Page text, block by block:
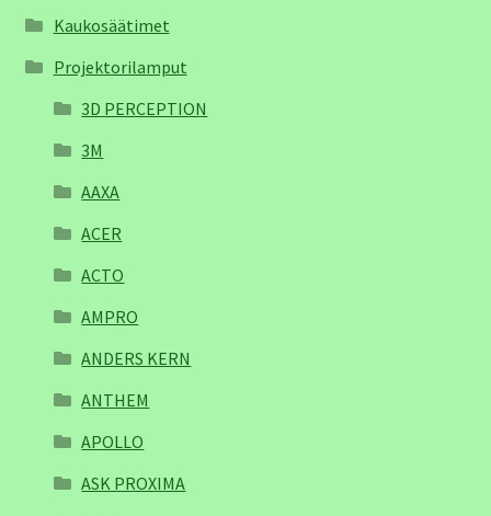
Kaukosäätimet
Projektorilamput
3D PERCEPTION
3M
AAXA
ACER
ACTO
AMPRO
ANDERS KERN
ANTHEM
APOLLO
ASK PROXIMA